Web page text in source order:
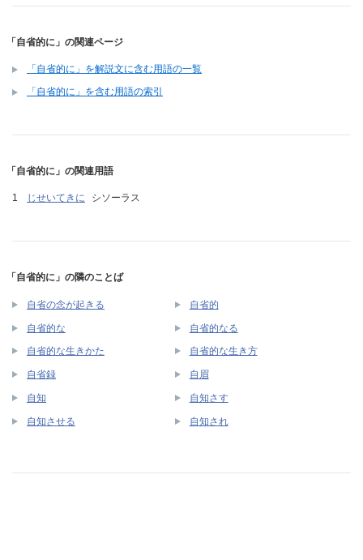
「自省的に」の関連ページ
「自省的に」を解説文に含む用語の一覧
「自省的に」を含む用語の索引
「自省的に」の関連用語
じせいてきに シソーラス
「自省的に」の隣のことば
自省の念が起きる 自省的
自省的な 自省的なる
自省的な生きかた 自省的な生き方
自省録 自眉
自知 自知さす
自知させる 自知され